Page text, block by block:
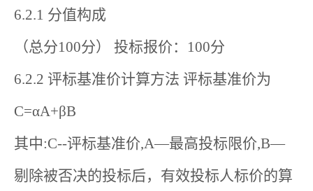
6.2.1 分值构成
（总分100分） 投标报价：100分
6.2.2 评标基准价计算方法 评标基准价为
C=αA+βB
其中:C--评标基准价,A—最高投标限价,B—
剔除被否决的投标后，有效投标人标价的算